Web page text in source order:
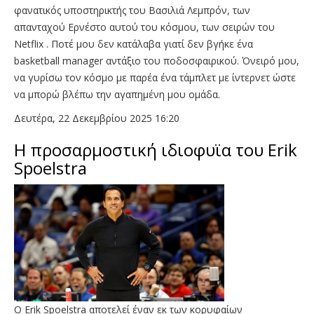
φανατικός υποστηρικτής του Βασιλιά Λεμπρόν, των
απανταχού Ερνέστο αυτού του κόσμου, των σειρών του
Νetflix . Ποτέ μου δεν κατάλαβα γιατί δεν βγήκε ένα
basketball manager αντάξιο του ποδοσφαιρικού. Όνειρό μου,
να γυρίσω τον κόσμο με παρέα ένα τάμπλετ με ίντερνετ ώστε
να μπορώ βλέπω την αγαπημένη μου ομάδα.
Δευτέρα, 22 Δεκεμβρίου 2025 16:20
Η προσαρμοστική ιδιοφυϊα του Erik
Spoelstra
O Erik Spoelstra αποτελεί έναν εκ των κορυφαίων